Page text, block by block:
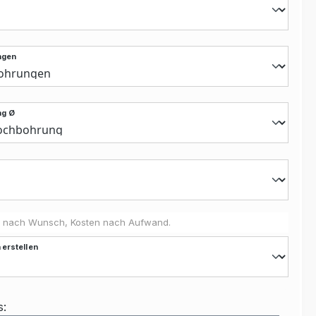
Ø
Wunsch, Kosten nach Aufwand.
erstellen